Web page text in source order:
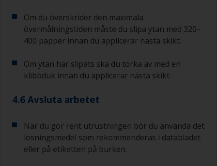
Om du överskrider den maximala
övermålningstiden måste du slipa ytan med 320–
400 papper innan du applicerar nästa skikt.
Om ytan har slipats ska du torka av med en
klibbduk innan du applicerar nästa skikt.
4.6 Avsluta arbetet
När du gör rent utrustningen bör du använda det
lösningsmedel som rekommenderas i databladet
eller på etiketten på burken.